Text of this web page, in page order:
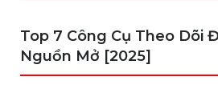
Top 7 Công Cụ Theo Dõi
Nguồn Mở [2025]